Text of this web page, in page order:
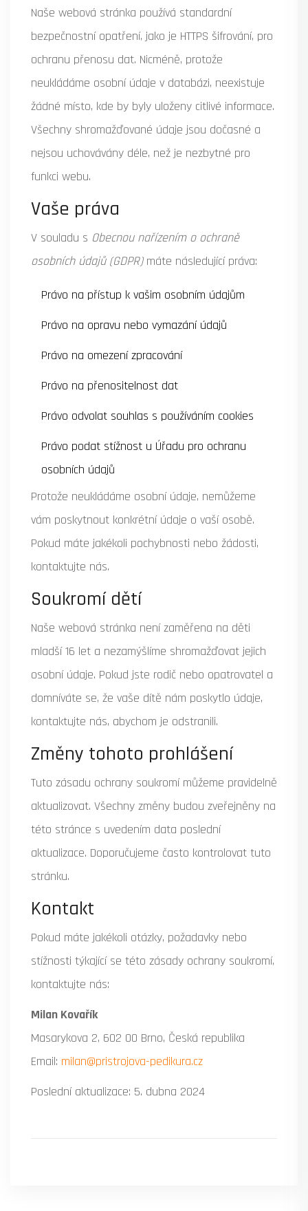
Naše webová stránka používá standardní
bezpečnostní opatření, jako je HTTPS šifrování, pro
ochranu přenosu dat. Nicméně, protože
neukládáme osobní údaje v databázi, neexistuje
žádné místo, kde by byly uloženy citlivé informace.
Všechny shromažďované údaje jsou dočasné a
nejsou uchovávány déle, než je nezbytné pro
funkci webu.
Vaše práva
V souladu s Obecnou nařízením o ochraně
osobních údajů (GDPR)máte následující práva:
Právo na přístup k vašim osobním údajům
Právo na opravu nebo vymazání údajů
Právo na omezení zpracování
Právo na přenositelnost dat
Právo odvolat souhlas s používáním cookies
Právo podat stížnost u Úřadu pro ochranu
osobních údajů
Protože neukládáme osobní údaje, nemůžeme
vám poskytnout konkrétní údaje o vaší osobě.
Pokud máte jakékoli pochybnosti nebo žádosti,
kontaktujte nás.
Soukromí dětí
Naše webová stránka není zaměřena na děti
mladší 16 let a nezamýšlíme shromažďovat jejich
osobní údaje. Pokud jste rodič nebo opatrovatel a
domníváte se, že vaše dítě nám poskytlo údaje,
kontaktujte nás, abychom je odstranili.
Změny tohoto prohlášení
Tuto zásadu ochrany soukromí můžeme pravidelně
aktualizovat. Všechny změny budou zveřejněny na
této stránce s uvedením data poslední
aktualizace. Doporučujeme často kontrolovat tuto
stránku.
Kontakt
Pokud máte jakékoli otázky, požadavky nebo
stížnosti týkající se této zásady ochrany soukromí,
kontaktujte nás:
Milan Kovařík
Masarykova 2, 602 00 Brno, Česká republika
Email: milan@pristrojova-pedikura.cz
Poslední aktualizace: 5. dubna 2024